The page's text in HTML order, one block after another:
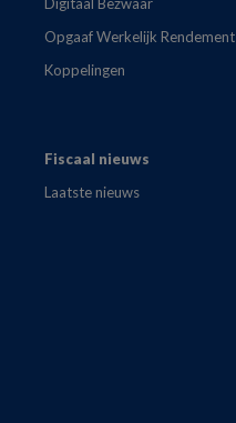
Digitaal Bezwaar
Opgaaf Werkelijk Rendement
Koppelingen
Fiscaal nieuws
Laatste nieuws